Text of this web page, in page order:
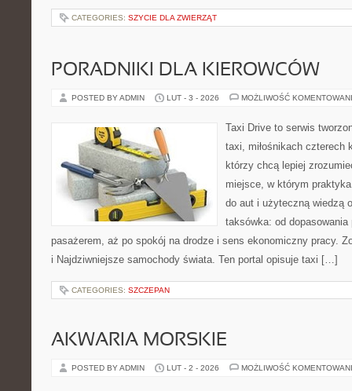
CATEGORIES: SZYCIE DLA ZWIERZĄT
PORADNIKI DLA KIEROWCÓW
POSTED BY ADMIN LUT - 3 - 2026 MOŻLIWOŚĆ
Taxi Drive to serwis
taxi, miłośnikach czterech
którzy chcą lepiej
miejsce, w którym
do aut i użyteczną wiedzą
taksówka: od
pasażerem, aż po spokój na drodze i sens ekonomiczny pracy.
i Najdziwniejsze samochody świata. Ten portal opisuje taxi […]
CATEGORIES: SZCZEPAN
AKWARIA MORSKIE
POSTED BY ADMIN LUT - 2 - 2026 MOŻLIWOŚĆ